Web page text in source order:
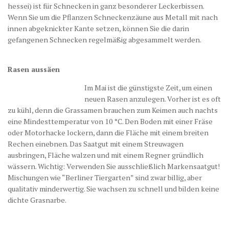
hessei) ist für Schnecken in ganz besonderer Leckerbissen.
Wenn Sie um die Pflanzen Schneckenzäune aus Metall mit nach
innen abgeknickter Kante setzen, können Sie die darin
gefangenen Schnecken regelmäßig abgesammelt werden.
Rasen aussäen
Im Mai ist die günstigste Zeit, um einen
neuen Rasen anzulegen. Vorher ist es oft
zu kühl, denn die Grassamen brauchen zum Keimen auch nachts
eine Mindesttemperatur von 10 °C. Den Boden mit einer Fräse
oder Motorhacke lockern, dann die Fläche mit einem breiten
Rechen einebnen. Das Saatgut mit einem Streuwagen
ausbringen, Fläche walzen und mit einem Regner gründlich
wässern. Wichtig: Verwenden Sie ausschließlich Markensaatgut!
Mischungen wie “Berliner Tiergarten” sind zwar billig, aber
qualitativ minderwertig. Sie wachsen zu schnell und bilden keine
dichte Grasnarbe.